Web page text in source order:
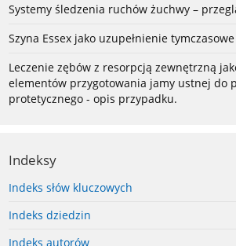
Systemy śledzenia ruchów żuchwy –
Szyna Essex jako uzupełnienie
Leczenie zębów z resorpcją zewnętrzną
elementów przygotowania jamy ustnej do
protetycznego - opis przypadku.
Indeksy
Indeks słów kluczowych
Indeks dziedzin
Indeks autorów